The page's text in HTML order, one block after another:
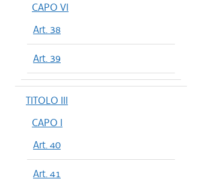
CAPO VI
Art. 38
Art. 39
TITOLO III
CAPO I
Art. 40
Art. 41